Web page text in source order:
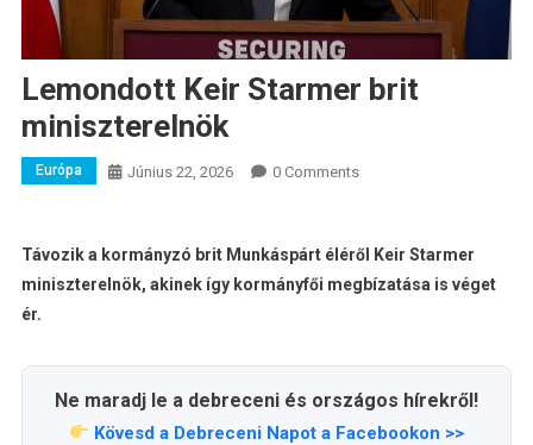
Lemondott Keir Starmer brit
miniszterelnök
Európa Június 22, 2026 0 Comments
Távozik a kormányzó brit Munkáspárt éléről Keir Starmer
miniszterelnök, akinek így kormányfői megbízatása is véget
ér.
Ne maradj le a debreceni és országos hírekről!
Kövesd a Debreceni Napot a Facebookon >>